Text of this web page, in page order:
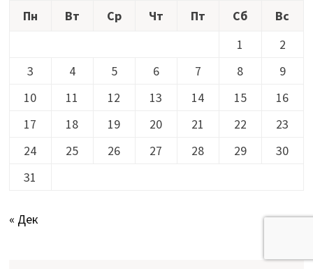
Пн
Вт Ср Чт Пт Сб
Вс
1
2
3
4 5 6 7 8
9
10
11 12 13 14 15
16
17
18 19 20 21 22
23
24
25 26 27 28 29
30
31
« Дек